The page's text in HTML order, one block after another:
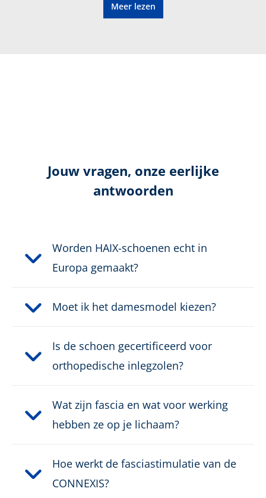
Halfhoog
Veiligheidsklasse: Geen Veiligheidsklasse
Waterdicht:
Waterdicht dankzij GORE-
Gewicht per schoen: 395 g
Meer lezen
Jouw vragen, onze eerlijke
antwoorden
Worden HAIX-schoenen echt in
Europa gemaakt?
Moet ik het damesmodel kiezen?
Is de schoen gecertificeerd voor
orthopedische inlegzolen?
Wat zijn fascia en wat voor werking
hebben ze op je lichaam?
Hoe werkt de fasciastimulatie van de
CONNEXIS?